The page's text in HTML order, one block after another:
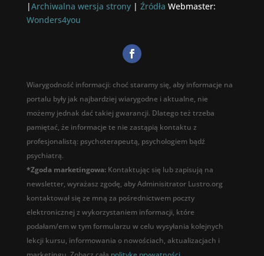
|Archiwalna wersja strony| Źródła Webmaster:
Wonders4you
Wiarygodność informacji: choć staramy się, aby informacje na
portalu były jak najbardziej wiarygodne i aktualne, nie
możemy jednak dać takiej gwarancji. Dlatego też trzeba
pamiętać, że informacje te nie zastąpią kontaktu z
profesjonalistą: psychoterapeutą, psychologiem bądź
psychiatrą.
*Zgoda marketingowa: Kontaktując się lub zapisują na
newsletter, wyrażasz zgodę, aby Adminisitrator Lustro.org
kontaktował się ze mną za pośrednictwem poczty
elektronicznej z wykorzystaniem informacji, które
podałam/em w tym formularzu w celu wysyłania kolejnych
lekcji kursu, informowania o nowościach, aktualizacjach i